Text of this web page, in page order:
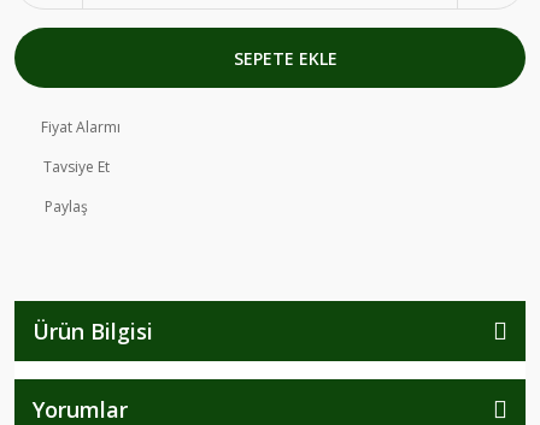
SEPETE EKLE
Fiyat Alarmı
Tavsiye Et
Paylaş
Ürün Bilgisi
Yorumlar